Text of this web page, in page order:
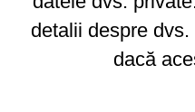
detalii despre
dacă